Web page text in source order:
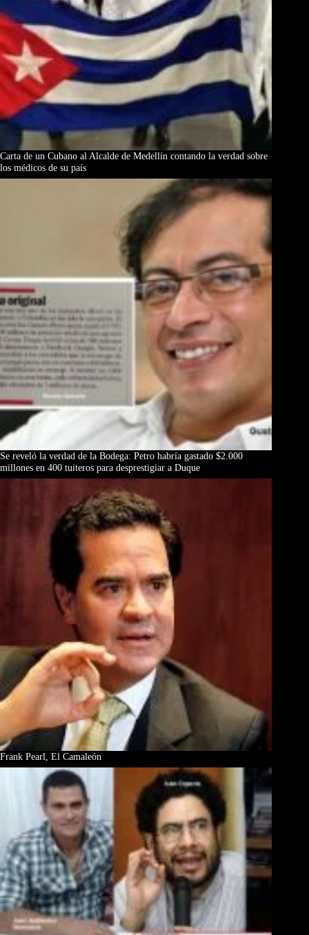
Carta de un Cubano al Alcalde de Medellín contando la verdad sobre
los médicos de su país
Se reveló la verdad de la Bodega: Petro habría gastado $2.000
millones en 400 tuiteros para desprestigiar a Duque
Frank Pearl, El Camaleón